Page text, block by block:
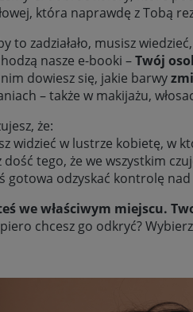
która naprawdę z Tobą
to zadziałało, musisz wiedzieć,
nasze e-booki –Twój
dowiesz się, jakie barwy
– także w makijażu,
że:
widzieć w lustrze kobietę, w
dość tego, że we wszystkim
gotowa odzyskać kontrolę
we właściwym miejscu.
chcesz go odkryć?